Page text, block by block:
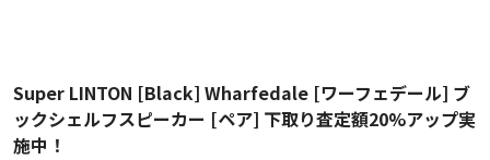
Super LINTON [Black] Wharfedale [ワーフェデール] ブ
ックシェルフスピーカー [ペア] 下取り査定額20%アップ実
施中！